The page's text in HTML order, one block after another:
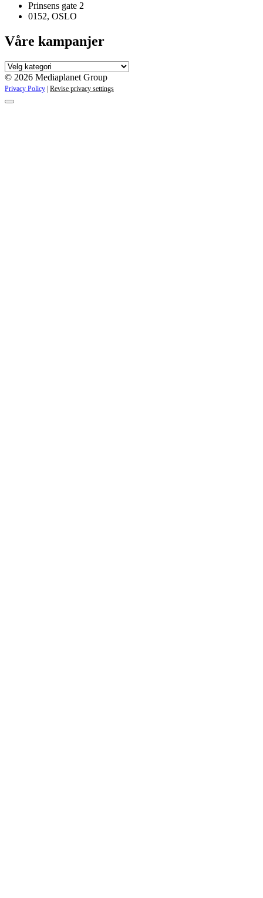
Prinsens gate 2
0152, OSLO
Våre kampanjer
Våre
kampanjer
© 2026 Mediaplanet Group
Privacy Policy Revise privacy settings